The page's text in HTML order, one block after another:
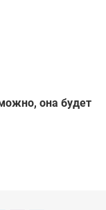
она будет